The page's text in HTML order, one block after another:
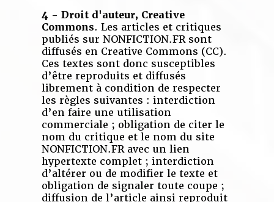
4 - Droit d'auteur, Creative
Commons. Les articles et critiques
publiés sur NONFICTION.FR sont
diffusés en Creative Commons (CC).
Ces textes sont donc susceptibles
d’être reproduits et diffusés
librement à condition de respecter
les règles suivantes : interdiction
d’en faire une utilisation
commerciale ; obligation de citer le
nom du critique et le nom du site
NONFICTION.FR avec un lien
hypertexte complet ; interdiction
d’altérer ou de modifier le texte et
obligation de signaler toute coupe ;
diffusion de l’article ainsi reproduit